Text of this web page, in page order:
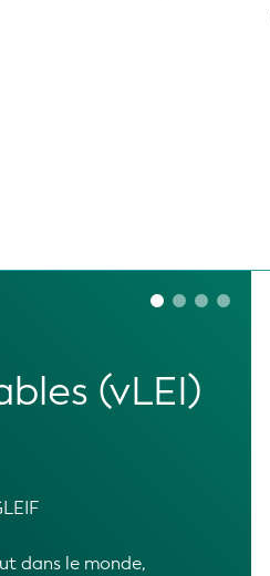
» de la GLEIF
public et privé,